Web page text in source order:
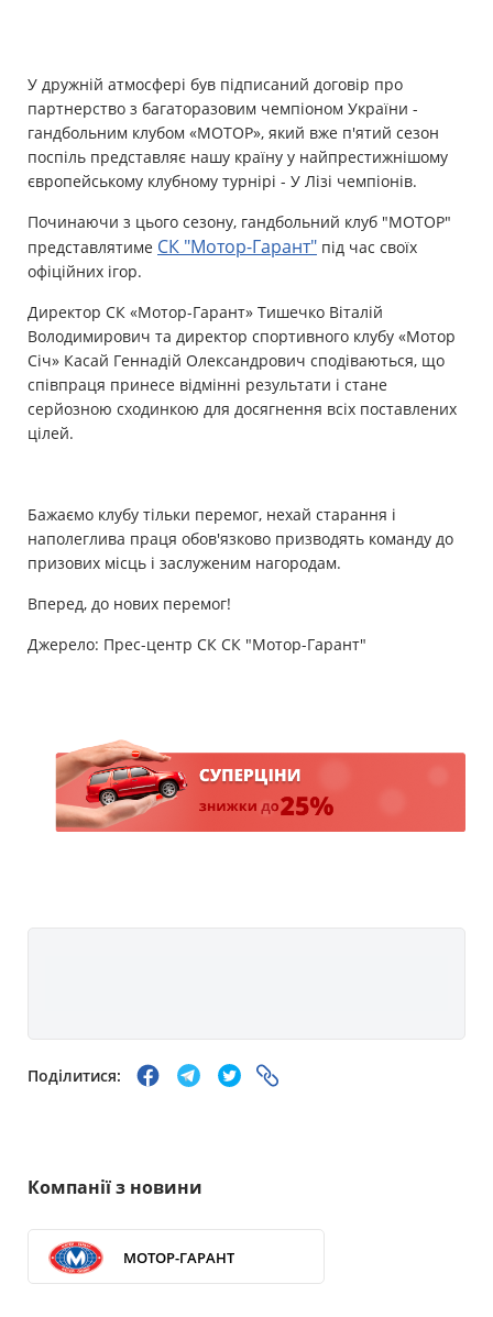
Довідник компаній
Новини
Партнерська програма
Реферальна програма
У дружній атмосфері був підписаний договір про
партнерство з багаторазовим чемпіоном України -
гандбольним клубом «МОТОР», який вже п'ятий сезон
поспіль представляє нашу країну у найпрестижнішому
європейському клубному турнірі - У Лізі чемпіонів.
Починаючи з цього сезону, гандбольний клуб "МОТОР"
представлятиме СК "Мотор-Гарант" під час своїх
офіційних ігор.
Директор СК «Мотор-Гарант» Тишечко Віталій
Володимирович та директор спортивного клубу «Мотор
Січ» Касай Геннадій Олександрович сподіваються, що
співпраця принесе відмінні результати і стане
серйозною сходинкою для досягнення всіх поставлених
цілей.
Бажаємо клубу тільки перемог, нехай старання і
наполеглива праця обов'язково призводять команду до
призових місць і заслуженим нагородам.
Вперед, до нових перемог!
Джерело: Прес-центр СК СК "Мотор-Гарант"
Поділитися:
Компанії з новини
МОТОР-ГАРАНТ